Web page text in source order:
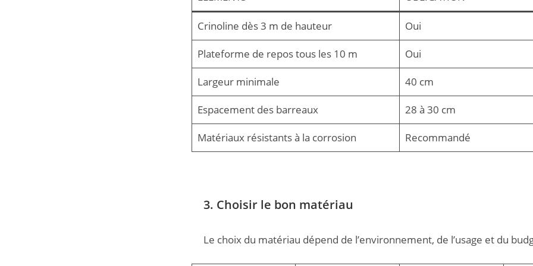
Crinoline dès 3 m de hauteur Oui
Plateforme de repos tous les 10 m Oui
Largeur minimale 40 cm
Espacement des barreaux 28 à 30 cm
Matériaux résistants à la corrosion Recommandé
3. Choisir le bon matériau
Le choix du matériau dépend de l’environnement, de l’usage et du